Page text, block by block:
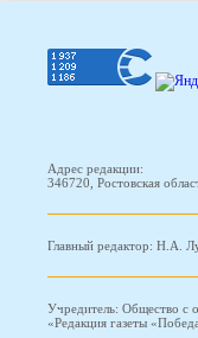
Адрес редакции:
346720, Ростовская
Главный редактор: Н.А.
Учредитель: Общество с
«Редакция газеты